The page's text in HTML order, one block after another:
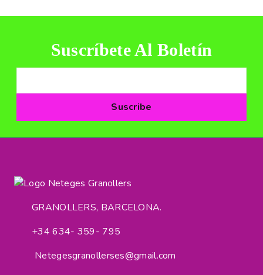
Suscríbete Al Boletín
GRANOLLERS, BARCELONA.
+34 634- 359- 795
Netegesgranollerses@gmail.com